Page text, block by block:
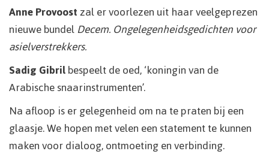
Anne Provoostzal er voorlezen uit haar veelgeprezen
nieuwe bundelDecem. Ongelegenheidsgedichten voor
asielverstrekkers.
Sadig Gibrilbespeelt de oed, ‘koningin van de
Arabische snaarinstrumenten’.
Na afloop is er gelegenheid om na te praten bij een
glaasje. We hopen met velen een statement te kunnen
maken voor dialoog, ontmoeting en verbinding.